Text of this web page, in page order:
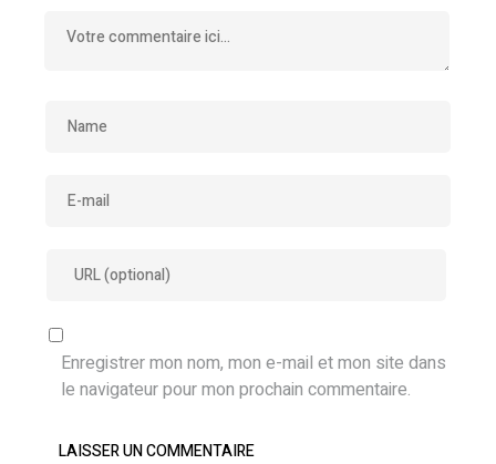
Enregistrer mon nom, mon e-mail et mon site dans
le navigateur pour mon prochain commentaire.